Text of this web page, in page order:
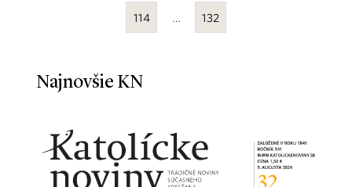
114 … 132
Najnovšie KN